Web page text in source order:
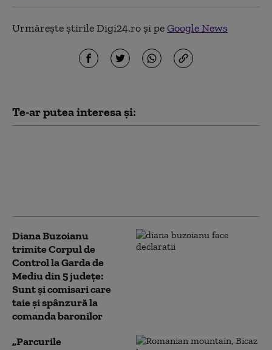
Urmărește știrile Digi24.ro și peGoogle News
Te-ar putea interesa și:
Diana Buzoianu
trimite Corpul de
Control la Garda de
Mediu din 5 județe:
Sunt și comisari care
taie și spânzură la
comanda baronilor
„Parcurile